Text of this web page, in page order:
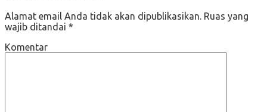
Alamat email Anda tidak akan dipublikasikan. Ruas yang
wajib ditandai *
Komentar